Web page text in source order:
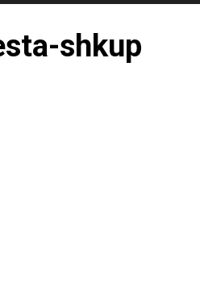
BOTA NE FOKUS
shkup